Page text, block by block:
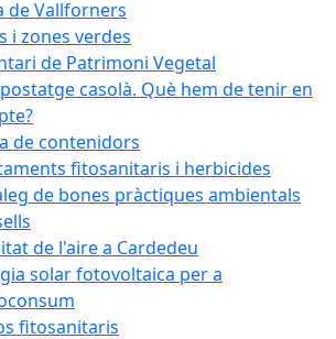
de Vallforners
i zones verdes
de Patrimoni Vegetal
casolà. Què hem de tenir en
de contenidors
fitosanitaris i herbicides
de bones pràctiques ambientals
de l'aire a Cardedeu
solar fotovoltaica per a
fitosanitaris